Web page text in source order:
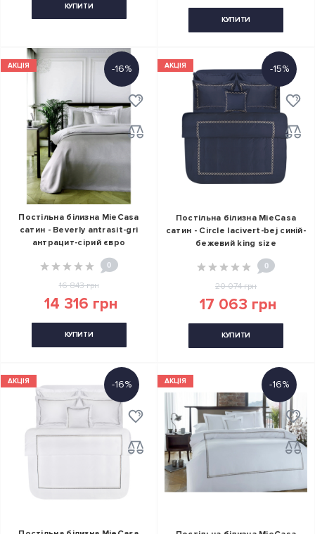
КУПИТИ
КУПИТИ
АКЦІЯ -16%
Постільна білизна MieCasa
сатин - Beverly antrasit-gri
антрацит-сірий євро
0
16 843 грн
14 316 грн
КУПИТИ
АКЦІЯ -15%
Постільна білизна MieCasa
сатин - Circle lacivert-bej синій-
бежевий king size
0
20 074 грн
17 063 грн
КУПИТИ
АКЦІЯ -16% АКЦІЯ -16%